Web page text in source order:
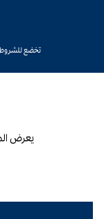
تخضع للشروط
يعرض